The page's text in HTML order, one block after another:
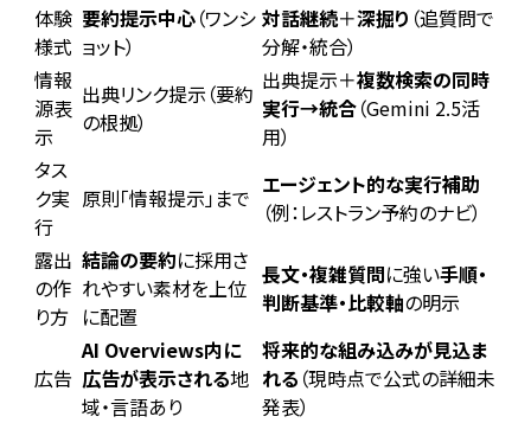
体験
様式
要約提示中心（ワンシ
ョット）
対話継続＋深掘り （追質問で
分解・統合）
情報
源表
示
出典リンク提示（要約
の根拠）
出典提示＋複数検索の同時
実行→統合（Gemini 2.5活
用）
タス
ク実
行
原則「情報提示」まで エージェント的な実行補助
（例：レストラン予約のナビ）
露出
の作
り方
結論の要約に採用さ
れやすい素材を上位
に配置
長文・複雑質問に強い手順・
判断基準・比較軸の明示
広告
AI Overviews内に
広告が表示される地
域・言語あり
将来的な組み込みが見込ま
れる （現時点で公式の詳細未
発表）